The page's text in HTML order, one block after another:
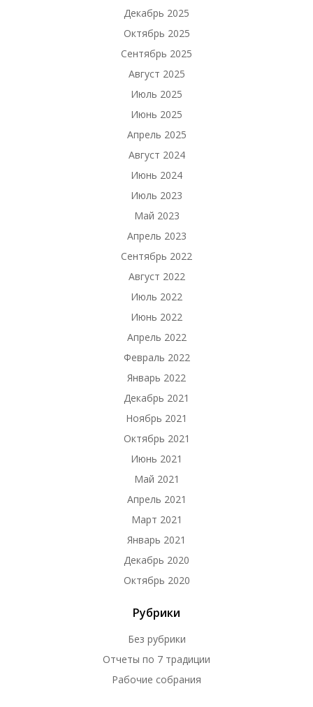
Декабрь 2025
Октябрь 2025
Сентябрь 2025
Август 2025
Июль 2025
Июнь 2025
Апрель 2025
Август 2024
Июнь 2024
Июль 2023
Май 2023
Апрель 2023
Сентябрь 2022
Август 2022
Июль 2022
Июнь 2022
Апрель 2022
Февраль 2022
Январь 2022
Декабрь 2021
Ноябрь 2021
Октябрь 2021
Июнь 2021
Май 2021
Апрель 2021
Март 2021
Январь 2021
Декабрь 2020
Октябрь 2020
Рубрики
Без рубрики
Отчеты по 7 традиции
Рабочие собрания